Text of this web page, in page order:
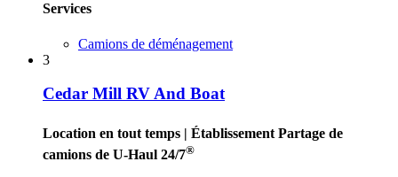
Services
Camions de déménagement
3
Cedar Mill RV And Boat
Location en tout temps | Établissement Partage de
camions de U-Haul 24/7®